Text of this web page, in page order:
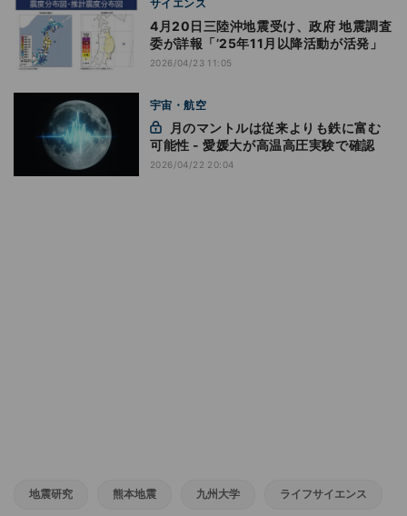
サイエンス
4月20日三陸沖地震受け、政府 地震調査
委が詳報「’25年11月以降活動が活発」
2026/04/23 11:05
宇宙・航空
可能性 - 愛媛大が高温高圧実験で確認
2026/04/22 20:04
地震研究 熊本地震 九州大学 ライフサイエンス